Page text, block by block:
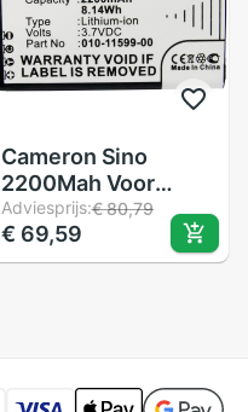
Cameron Sino
2200Mah Voor
Garmin, Virb Elite
Action Hd Camera
1.4,E1GRVIRBELITE,
Adviesprijs:€ 80,79
€ 69,59